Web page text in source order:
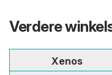
Verdere
Xenos